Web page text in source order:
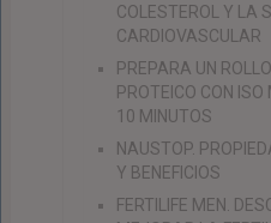
COLESTEROL Y LA
CARDIOVASCULAR
PREPARA UN
PROTEICO CON ISO
10 MINUTOS
NAUSTOP.
Y BENEFICIOS
FERTILIFE MEN.